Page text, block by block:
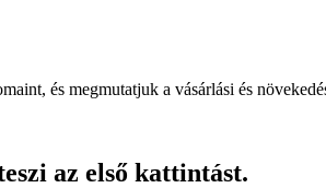
és megmutatjuk a vásárlási és
az első kattintást.